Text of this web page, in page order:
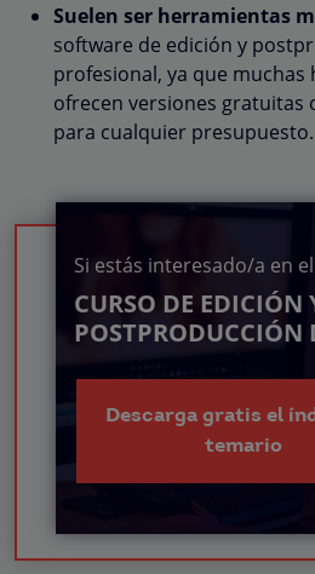
Suelen ser herramientas
software de edición y
profesional, ya que muchas
ofrecen versiones gratuitas
para cualquier presupuesto.
Si estás interesado/a en el
CURSO DE EDICIÓN
POSTPRODUCCIÓN
Descarga gratis el
temario